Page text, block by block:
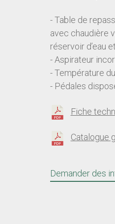
- Table de
avec chaudière
réservoir d’eau
- Aspirateur
- Température
- Pédales
Fiche
Catalogue
Demander des